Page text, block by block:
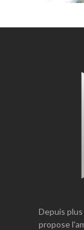
Depuis
propose